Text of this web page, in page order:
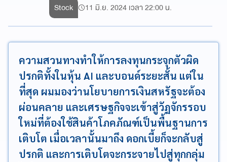
Stock 11 มิ.ย. 2024 เวลา 22:00 น.
ความสวนทางทำให้การลงทุนกระจุกตัวผิด
ปรกติทั้งในหุ้น AI และบอนด์ระยะสั้น แต่ใน
ที่สุด ผมมองว่านโยบายการเงินสหรัฐจะต้อง
ผ่อนคลาย และเศรษฐกิจจะเข้าสู่วัฏจักรรอบ
ใหม่ที่ต้องใช้สินค้าโภคภัณฑ์เป็นพื้นฐานการ
เติบโต เมื่อเวลานั้นมาถึง ดอกเบี้ยก็จะกลับสู่
ปรกติ และการเติบโตจะกระจายไปสู่ทุกกลุ่ม